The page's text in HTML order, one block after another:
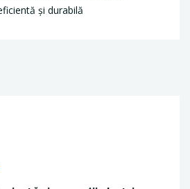
și durabilă